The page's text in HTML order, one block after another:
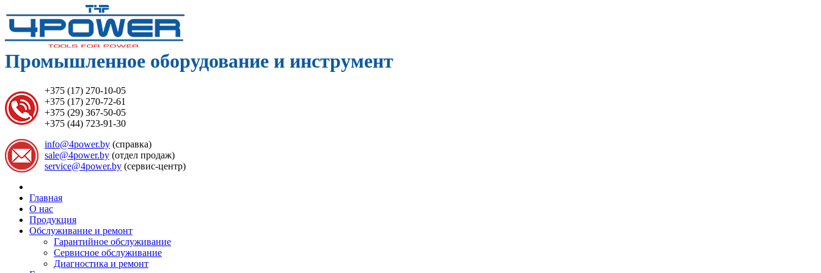
Промышленное оборудование и инструмент
+375 (17) 270-10-05
+375 (17) 270-72-61
+375 (29) 367-50-05
+375 (44) 723-91-30
info@4power.by (справка)
sale@4power.by (отдел продаж)
service@4power.by (сервис-центр)
Главная
О нас
Продукция
Обслуживание и ремонт
Гарантийное обслуживание
Сервисное обслуживание
Диагностика и ремонт